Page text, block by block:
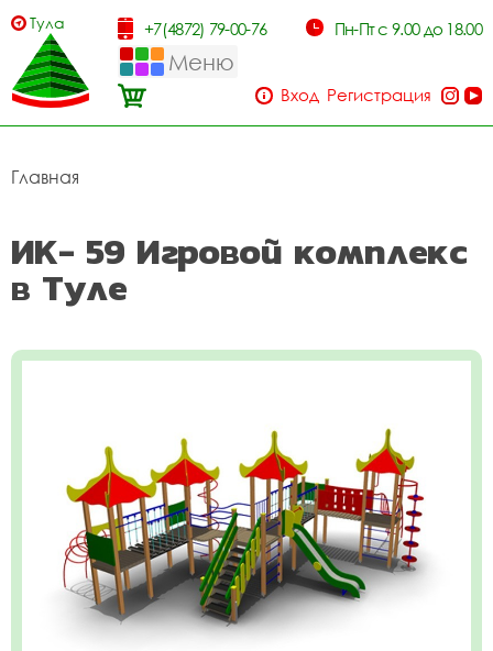
Тула +7(4872) 79-00-76 Пн-Пт с 9.00 до 18.00
Меню
Вход Регистрация
Главная
ИК- 59 Игровой комплекс
в Туле